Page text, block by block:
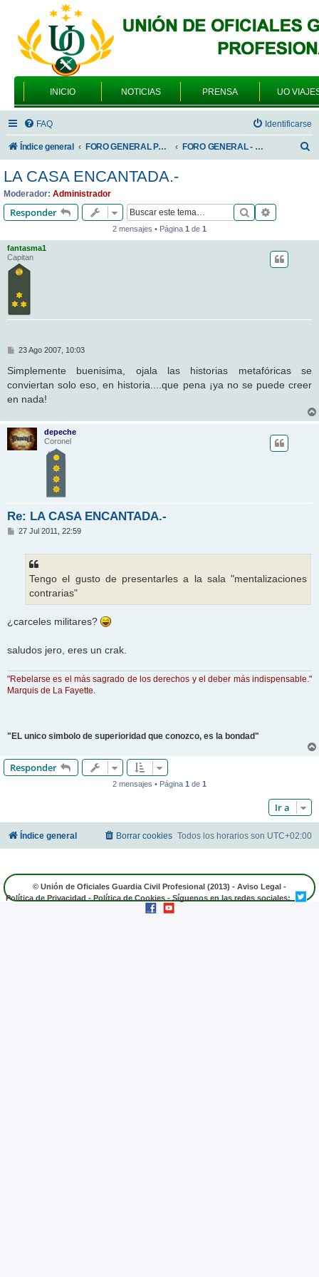
INICIO NOTICIAS PRENSA UO
FAQ Identificarse
Índice general FORO GENERAL PARA TODOS LOS USUARIOS FORO GENERAL - VARIEDADES
r
LA CASA ENCANTADA.-
Moderador: Administrador
Responder Buscar
2 mensajes • Página 1 de 1
fantasma1
Capitan
M
n
s
a
e
23 Ago 2007, 10:03
Simplemente buenisima, ojala las historias metafóricas se
conviertan solo eso, en historia....que pena ¡ya no se puede creer
en nada!
depeche
Coronel
Re: LA CASA ENCANTADA.-
M
27 Jul 2011, 22:59
Tengo el gusto de presentarles a la sala "mentalizaciones
contrarias"
¿carceles militares?
saludos jero, eres un crak.
"Rebelarse es el más sagrado de los derechos y el deber más indispensable."
Marquis de La Fayette.
"EL unico simbolo de superioridad que conozco, es la bondad"
Responder
2 mensajes • Página 1 de 1
Ir a
Índice general Todos los horarios son UTC+02:00
Borrar cookies
© Unión de Oficiales Guardia Civil Profesional (2013) - Aviso Legal -
Política de Privacidad - Política de Cookies - Síguenos en las redes sociales: